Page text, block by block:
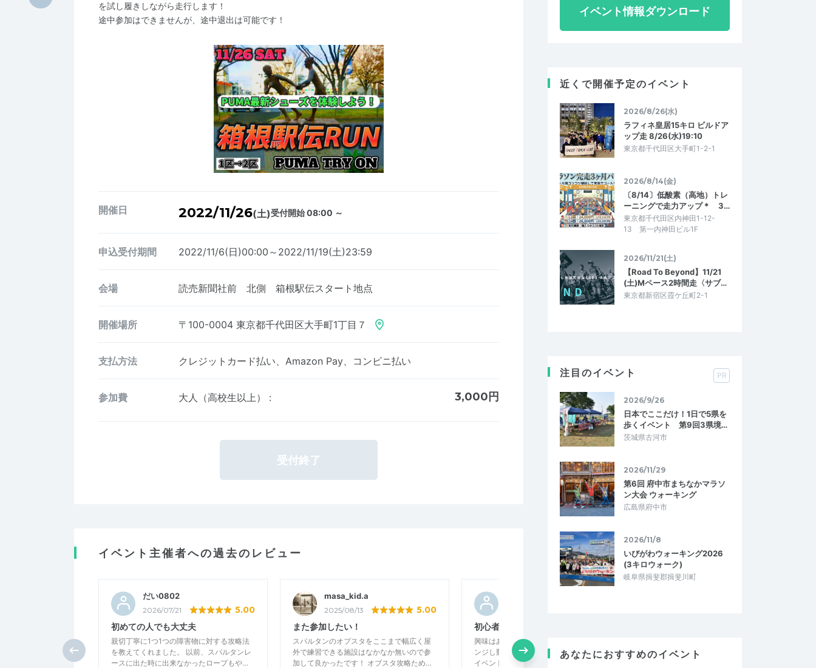
を試し履きしながら走行します！
途中参加はできませんが、途中退出は可能です！
開催日 2022/11/26(土)受付開始 08:00 ～
申込受付期間 2022/11/6(日)00:00～2022/11/19(土)23:59
会場 読売新聞社前 北側 箱根駅伝スタート地点
開催場所 〒100-0004 東京都千代田区大手町1丁目７
支払方法 クレジットカード払い、Amazon Pay、コンビニ払い
参加費 大人（高校生以上） : 3,000円
受付終了
イベント主催者への過去のレビュー
だい0802
2026/07/21 5.00
初めての人でも大丈夫
親切丁寧に1つ1つの障害物に対する攻略法
を教えてくれました。 以前、スパルタンレ
ースに出た時に出来なかったロープもや…
masa_kid.a
2025/08/13 5.00
また参加したい！
スパルタンのオブスタをここまで幅広く屋
外で練習できる施設はなかなか無いので参
加して良かったです！ オブスタ攻略ため…
初心者におすすめ
興味はあっても、いきなりレースにチャレ
ンジし難いと思っていました。でも、この
イベントのおかげで雰囲気がわかり、参…
細かなアップダウンやカーブもありました
イベント情報ダウンロード
近くで開催予定のイベント
2026/8/26(水)
ラフィネ皇居15キロ ビルドア
ップ走 8/26(水)19:10
東京都千代田区大手町1-2-1
2026/8/14(金)
〔8/14〕低酸素（高地）トレ
ーニングで走力アップ＊ 3…
東京都千代田区内神田1-12-
13 第一内神田ビル1F
2026/11/21(土)
【Road To Beyond】11/21
(土)Mペース2時間走〈サブ…
東京都新宿区霞ケ丘町2-1
注目のイベント PR
2026/9/26
日本でここだけ！1日で5県を
歩くイベント 第9回3県境…
茨城県古河市
2026/11/29
第6回 府中市まちなかマラソ
ン大会 ウォーキング
広島県府中市
2026/11/8
いびがわウォーキング2026
(3キロウォーク)
岐阜県揖斐郡揖斐川町
あなたにおすすめのイベント